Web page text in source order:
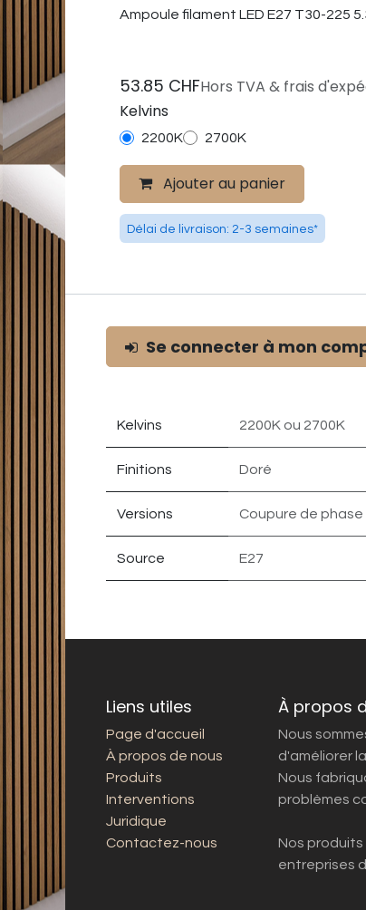
Ampoule filament LED E27 T30-225
53.85 CHFHors TVA & frais
Kelvins
2200K 2700K
Ajouter au panier
Délai de livraison: 2-3 semaines*
Se connecter à mon
Kelvins 2200K ou 2700K
Finitions Doré
Versions Coupure de phase
Source E27
Liens utiles
Page d'accueil
À propos de nous
Produits
Interventions
Juridique
Contactez-nous
À propos
Nous
d'améliorer
Nous
problèmes
Nos
entreprises